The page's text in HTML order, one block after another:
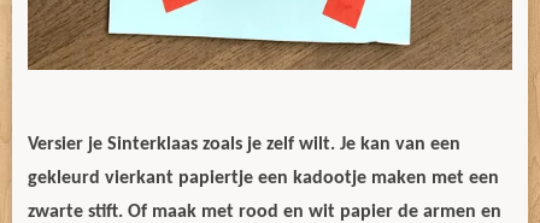
Versier je Sinterklaas zoals je zelf wilt. Je kan van een
gekleurd vierkant papiertje een kadootje maken met een
zwarte stift. Of maak met rood en wit papier de armen en